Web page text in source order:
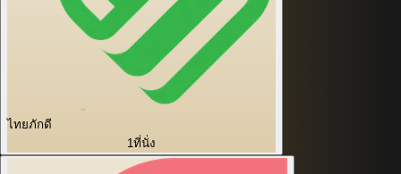
ไทยภักดี
1ที่นั่ง